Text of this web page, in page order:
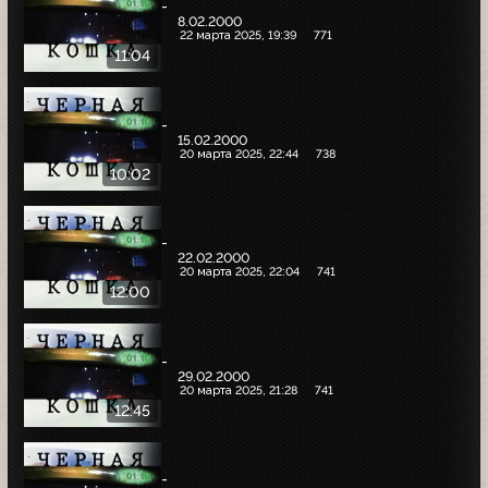
11:04
-
8.02.2000
22 марта 2025, 19:39 771
10:02
-
15.02.2000
20 марта 2025, 22:44 738
12:00
-
22.02.2000
20 марта 2025, 22:04 741
12:45
-
29.02.2000
20 марта 2025, 21:28 741
-